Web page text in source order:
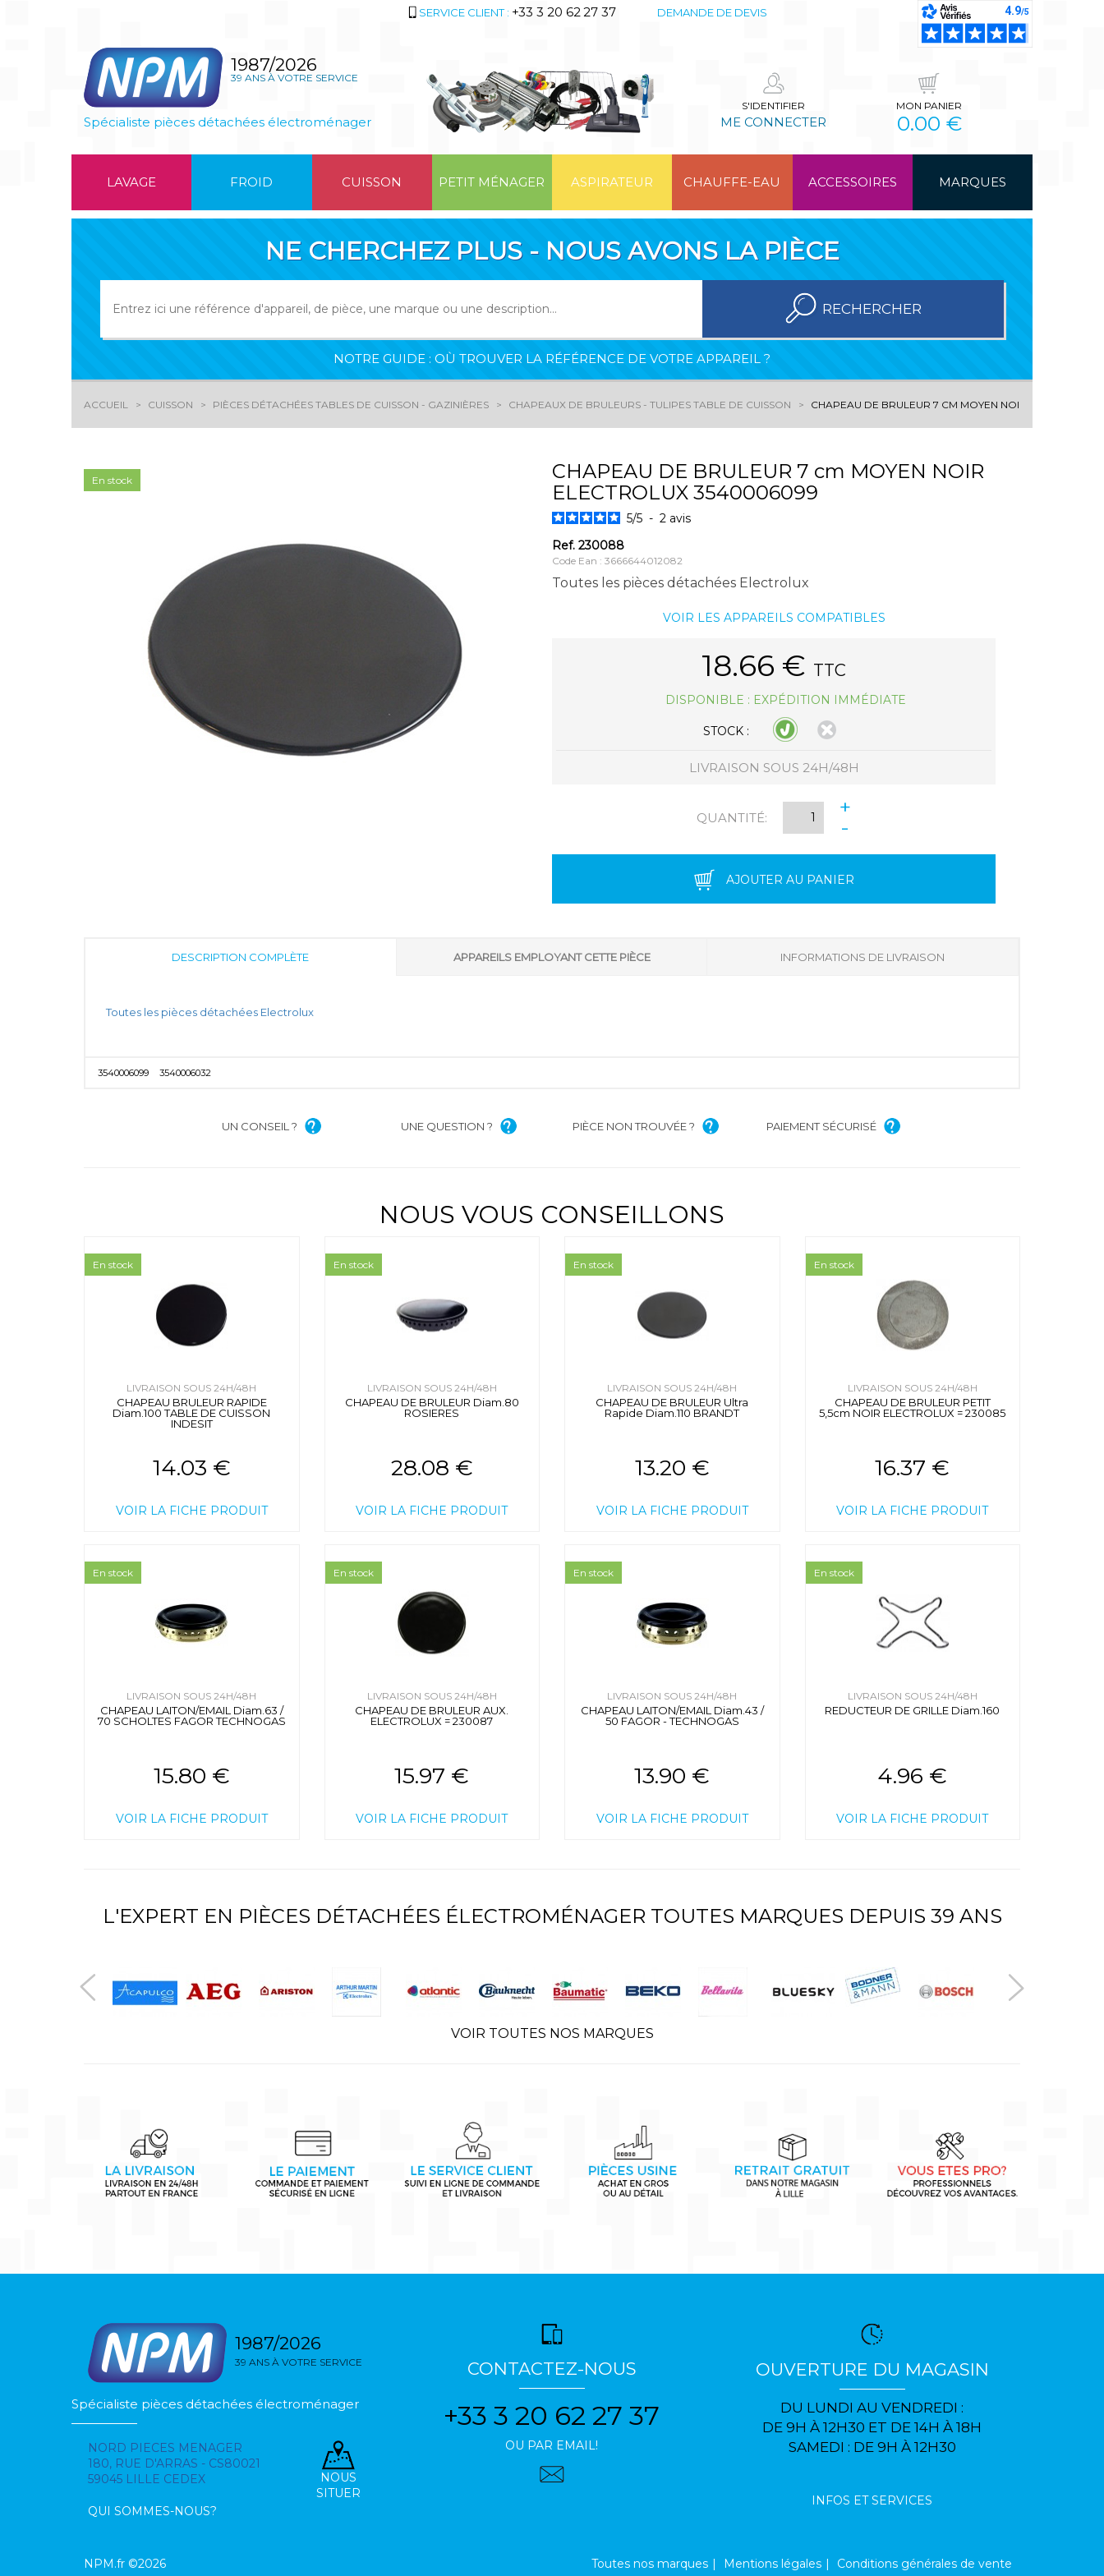
SERVICE CLIENT : +33 3 20 62 27 37 DEMANDE DE DEVIS
1987/2026
39 ANS À VOTRE SERVICE
Spécialiste pièces détachées électroménager
S'IDENTIFIER
ME CONNECTER
MON PANIER
0.00 €
LAVAGE FROID CUISSON PETIT MÉNAGER ASPIRATEUR CHAUFFE-EAU ACCESSOIRES MARQUES
NE CHERCHEZ PLUS - NOUS AVONS LA PIÈCE
RECHERCHER
NOTRE GUIDE : OÙ TROUVER LA RÉFÉRENCE DE VOTRE APPAREIL ?
ACCUEIL CUISSON PIÈCES DÉTACHÉES TABLES DE CUISSON - GAZINIÈRES CHAPEAUX DE BRULEURS - TULIPES TABLE DE CUISSON CHAPEAU DE BRULEUR 7 CM MOYEN NOIR
En stock
CHAPEAU DE BRULEUR 7 cm MOYEN NOIR
ELECTROLUX 3540006099
5/5 - 2 avis
Ref. 230088
Code Ean : 3666644012082
Toutes les pièces détachées Electrolux
VOIR LES APPAREILS COMPATIBLES
18.66 € TTC
STOCK :
DISPONIBLE : EXPÉDITION IMMÉDIATE
LIVRAISON SOUS 24H/48H
QUANTITÉ:
+
-
AJOUTER AU PANIER
DESCRIPTION COMPLÈTE APPAREILS EMPLOYANT CETTE PIÈCE INFORMATIONS DE LIVRAISON
Toutes les pièces détachées Electrolux
3540006099 3540006032
UN CONSEIL ? UNE QUESTION ? PIÈCE NON TROUVÉE ? PAIEMENT SÉCURISÉ
NOUS VOUS CONSEILLONS
LIVRAISON SOUS 24H/48H
CHAPEAU BRULEUR RAPIDE
Diam.100 TABLE DE CUISSON
INDESIT
14.03 €
VOIR LA FICHE PRODUIT
En stock
LIVRAISON SOUS 24H/48H
CHAPEAU DE BRULEUR Diam.80
ROSIERES
28.08 €
VOIR LA FICHE PRODUIT
En stock
LIVRAISON SOUS 24H/48H
CHAPEAU DE BRULEUR Ultra
Rapide Diam.110 BRANDT
13.20 €
VOIR LA FICHE PRODUIT
En stock
LIVRAISON SOUS 24H/48H
CHAPEAU DE BRULEUR PETIT
5,5cm NOIR ELECTROLUX = 230085
16.37 €
VOIR LA FICHE PRODUIT
En stock
LIVRAISON SOUS 24H/48H
CHAPEAU LAITON/EMAIL Diam.63 /
70 SCHOLTES FAGOR TECHNOGAS
15.80 €
VOIR LA FICHE PRODUIT
En stock
LIVRAISON SOUS 24H/48H
CHAPEAU DE BRULEUR AUX.
ELECTROLUX = 230087
15.97 €
VOIR LA FICHE PRODUIT
En stock
LIVRAISON SOUS 24H/48H
CHAPEAU LAITON/EMAIL Diam.43 /
50 FAGOR - TECHNOGAS
13.90 €
VOIR LA FICHE PRODUIT
En stock
LIVRAISON SOUS 24H/48H
REDUCTEUR DE GRILLE Diam.160
4.96 €
VOIR LA FICHE PRODUIT
En stock
L'EXPERT EN PIÈCES DÉTACHÉES ÉLECTROMÉNAGER TOUTES MARQUES DEPUIS 39 ANS
VOIR TOUTES NOS MARQUES
1987/2026
39 ANS À VOTRE SERVICE
Spécialiste pièces détachées électroménager
NORD PIECES MENAGER
180, RUE D'ARRAS - CS80021
59045 LILLE CEDEX
QUI SOMMES-NOUS?
NOUS
SITUER
CONTACTEZ-NOUS
+33 3 20 62 27 37
OU PAR EMAIL!
OUVERTURE DU MAGASIN
DU LUNDI AU VENDREDI :
DE 9H À 12H30 ET DE 14H À 18H
SAMEDI : DE 9H À 12H30
INFOS ET SERVICES
Toutes nos marques Mentions légales Conditions générales de vente
NPM.fr ©2026